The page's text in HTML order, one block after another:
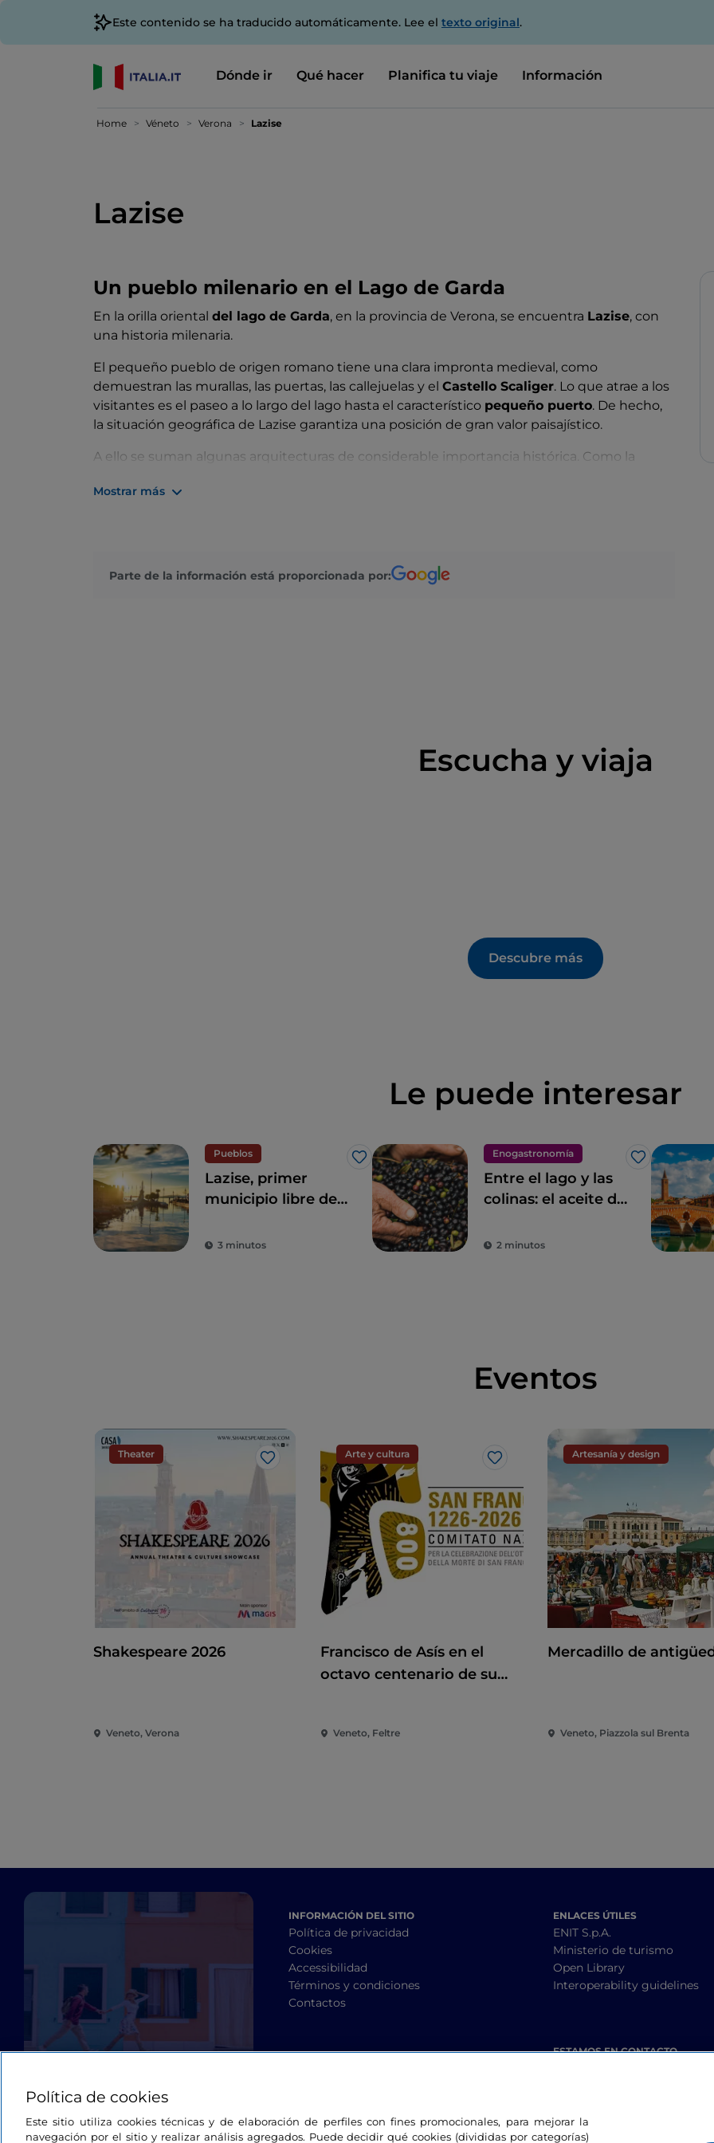
Este contenido se ha traducido automáticamente. Lee el texto original.
Dónde ir Qué hacer Planifica tu viaje Información
Home Véneto Verona Lazise
Lazise
Un pueblo milenario en el Lago de Garda
En la orilla oriental del lago de Garda, en la provincia de Verona, se encuentra Lazise, con
una historia milenaria.
El pequeño pueblo de origen romano tiene una clara impronta medieval, como
demuestran las murallas, las puertas, las callejuelas y el Castello Scaliger. Lo que atrae a los
visitantes es el paseo a lo largo del lago hasta el característico pequeño puerto. De hecho,
la situación geográfica de Lazise garantiza una posición de gran valor paisajístico.
A ello se suman algunas arquitecturas de considerable importancia histórica. Como la
campanas, o la
Lazise también puede contar con la presencia de una fuente termal
Terme di Colà o Terme di Villa dei Cedri, un destino ineludible para los amantes de las
Mostrar más
Parte de la información está proporcionada por:
Escucha y viaja
Descubre más
Le puede interesar
Pueblos
Me gusta
Lazise, primer
municipio libre de
3 minutos
Enogastronomía
Me gusta
Entre el lago y las
colinas: el aceite de
D. O. P. de Garda
2 minutos
Eventos
Theater
Me gusta
Shakespeare 2026
Veneto, Verona
Arte y cultura
Me gusta
Francisco de Asís en el
octavo centenario de su
su muerte
Veneto, Feltre
Artesanía y design
Mercadillo de
Veneto, Piazzola sul Brenta
INFORMACIÓN DEL SITIO
Política de privacidad
Cookies
Accessibilidad
Términos y condiciones
Contactos
ENLACES ÚTILES
ENIT S.p.A.
Ministerio de turismo
Open Library
Interoperability guidelines
ESTAMOS EN CONTACTO
Política de cookies
Este sitio utiliza cookies técnicas y de elaboración de perfiles con fines promocionales, para mejorar la
navegación por el sitio y realizar análisis agregados. Puede decidir qué cookies (divididas por categorías)